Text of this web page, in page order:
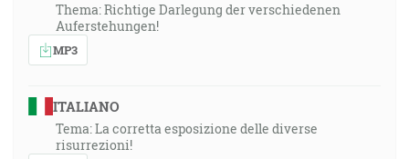
Thema: Richtige Darlegung der verschiedenen
Auferstehungen!
MP3
ITALIANO
Tema: La corretta esposizione delle diverse
risurrezioni!